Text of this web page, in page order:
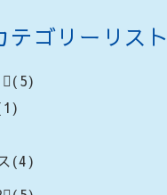
テゴリーリスト
(4)